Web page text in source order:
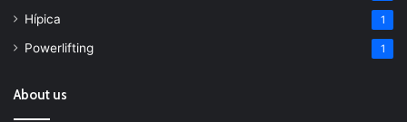
Hípica 1
Powerlifting 1
About us